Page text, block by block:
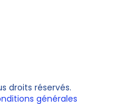
droits réservés.
générales